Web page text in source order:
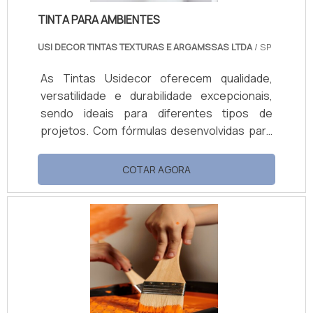
TINTA PARA AMBIENTES
USI DECOR TINTAS TEXTURAS E ARGAMSSAS LTDA/ SP
As Tintas Usidecor oferecem qualidade,
versatilidade e durabilidade excepcionais,
sendo ideais para diferentes tipos de
projetos. Com fórmulas desenvolvidas para
garantem alta durabilidade e fácil aplicação,
proporcionando acabamentos impecáveis
em diversas superfícies, tanto internas
quanto externas. Benefícios e Vantagens
Alta Durabilidade: Resistência a condições
adversas, garantindo longa vida útil da
pintura. Facilidade de Aplicação: Produto fácil
de aplicar, economizando tempo e recursos.
Versatilidade: Adequadas para diferentes
COTAR AGORA